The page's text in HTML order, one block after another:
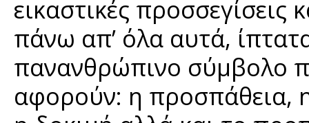
εικαστικές προσσεγίσεις
πάνω απ’ όλα αυτά,
πανανθρώπινο σύμβολο
αφορούν: η προσπάθεια,